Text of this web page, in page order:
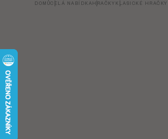
DOMŮCELÁ NABÍDKAHRAČKY KLASICKÉ HRAČKY